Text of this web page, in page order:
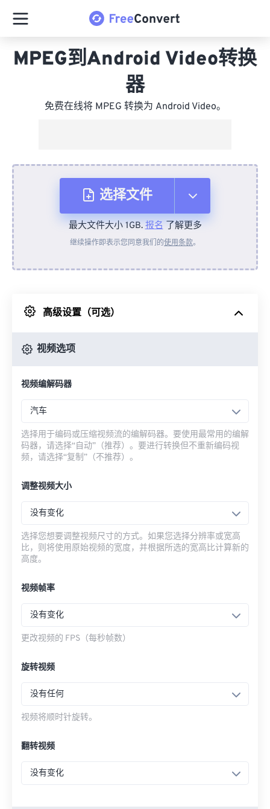
MPEG到Android Video转换
器
免费在线将 MPEG 转换为 Android Video。
选择文件
从设备
来自 Google Drive
最大文件大小 1GB.报名了解更多
继续操作即表示您同意我们的使用条款。
高级设置（可选）
视频选项
视频编解码器
汽车
选择用于编码或压缩视频流的编解码器。要使用最常用的编解
码器，请选择“自动”（推荐）。要进行转换但不重新编码视
频，请选择“复制”（不推荐）。
调整视频大小
没有变化
选择您想要调整视频尺寸的方式。如果您选择分辨率或宽高
比，则将使用原始视频的宽度，并根据所选的宽高比计算新的
高度。
视频帧率
没有变化
更改视频的 FPS（每秒帧数）
旋转视频
没有任何
视频将顺时针旋转。
翻转视频
没有变化